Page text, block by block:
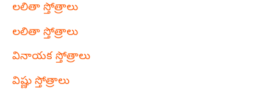
లలితా స్తోత్రాలు
లలితా స్తోత్రాలు
వినాయక స్తోత్రాలు
విష్ణు స్తోత్రాలు